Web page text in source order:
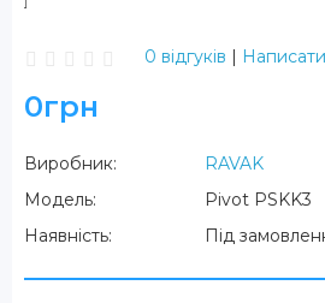
0 відгуків |
0грн
Виробник:
RAVAK
Модель:
Pivot PSKK3
Наявність:
Під